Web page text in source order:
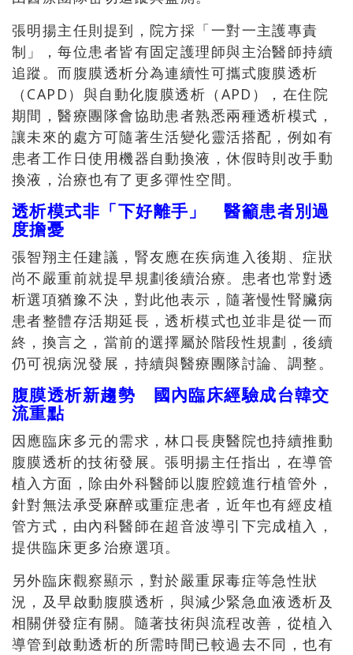
張明揚主任則提到，院方採「一對一主護專責
制」，每位患者皆有固定護理師與主治醫師持續
追蹤。而腹膜透析分為連續性可攜式腹膜透析
（CAPD）與自動化腹膜透析（APD），在住院
期間，醫療團隊會協助患者熟悉兩種透析模式，
讓未來的處方可隨著生活變化靈活搭配，例如有
患者工作日使用機器自動換液，休假時則改手動
換液，治療也有了更多彈性空間。
透析模式非「下好離手」 醫籲患者別過
度擔憂
張智翔主任建議，腎友應在疾病進入後期、症狀
尚不嚴重前就提早規劃後續治療。患者也常對透
析選項猶豫不決，對此他表示，隨著慢性腎臟病
患者整體存活期延長，透析模式也並非是從一而
終，換言之，當前的選擇屬於階段性規劃，後續
仍可視病況發展，持續與醫療團隊討論、調整。
腹膜透析新趨勢 國內臨床經驗成台韓交
流重點
因應臨床多元的需求，林口長庚醫院也持續推動
腹膜透析的技術發展。張明揚主任指出，在導管
植入方面，除由外科醫師以腹腔鏡進行植管外，
針對無法承受麻醉或重症患者，近年也有經皮植
管方式，由內科醫師在超音波導引下完成植入，
提供臨床更多治療選項。
另外臨床觀察顯示，對於嚴重尿毒症等急性狀
況，及早啟動腹膜透析，與減少緊急血液透析及
相關併發症有關。隨著技術與流程改善，從植入
導管到啟動透析的所需時間已較過去不同，也有